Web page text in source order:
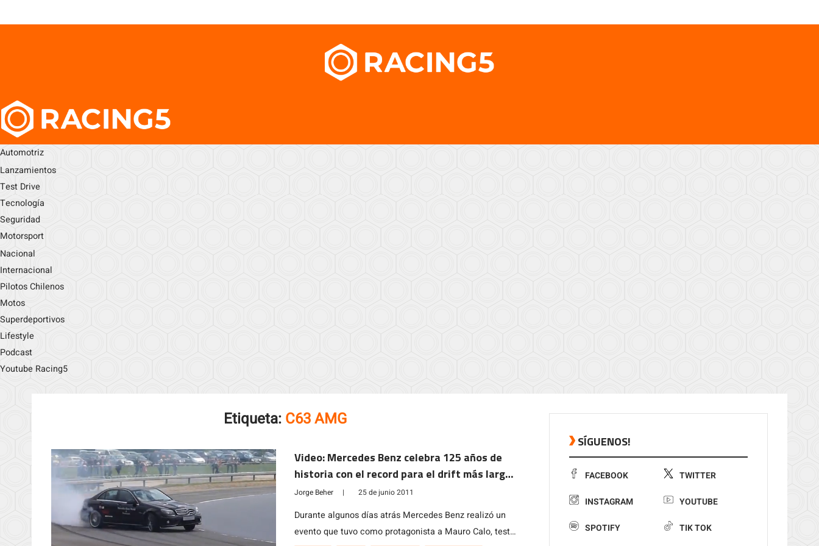
Automotriz
Lanzamientos
Test Drive
Tecnología
Seguridad
Motorsport
Nacional
Internacional
Pilotos Chilenos
Motos
Superdeportivos
Lifestyle
Podcast
Youtube Racing5
Etiqueta: C63 AMG
Video: Mercedes Benz celebra 125 años de
historia con el record para el drift más largo
del mundo
Jorge Beher | 25 de junio 2011
Durante algunos días atrás Mercedes Benz realizó un
evento que tuvo como protagonista a Mauro Calo, tester
SÍGUENOS!
FACEBOOK TWITTER
INSTAGRAM YOUTUBE
SPOTIFY TIK TOK